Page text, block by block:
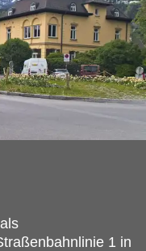
1 in